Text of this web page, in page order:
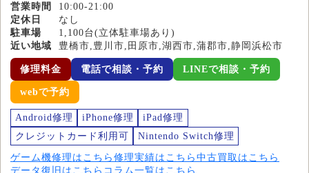
営業時間
10:00-21:00
定休日
なし
駐車場
1,100台(立体駐車場あり)
近い地域
豊橋市,豊川市,田原市,湖西市,蒲郡市,静岡浜松市
修理料金 電話で相談・予約 LINEで相談・予約
webで予約
Android修理 iPhone修理
iPad修理
クレジットカード利用可
Nintendo Switch修理
ゲーム機修理はこちら 修理実績はこちら 中古買取はこちら
データ復旧はこちら コラム一覧はこちら